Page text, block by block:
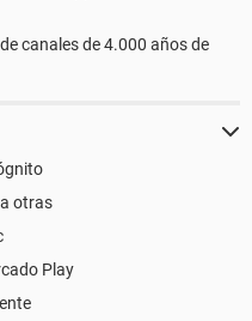
canales de 4.000 años de
otras
Play